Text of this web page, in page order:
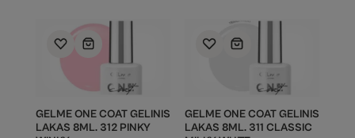
GELME ONE COAT GELINIS
LAKAS 8ML. 312 PINKY
GELME ONE COAT GELINIS
LAKAS 8ML. 311 CLASSIC